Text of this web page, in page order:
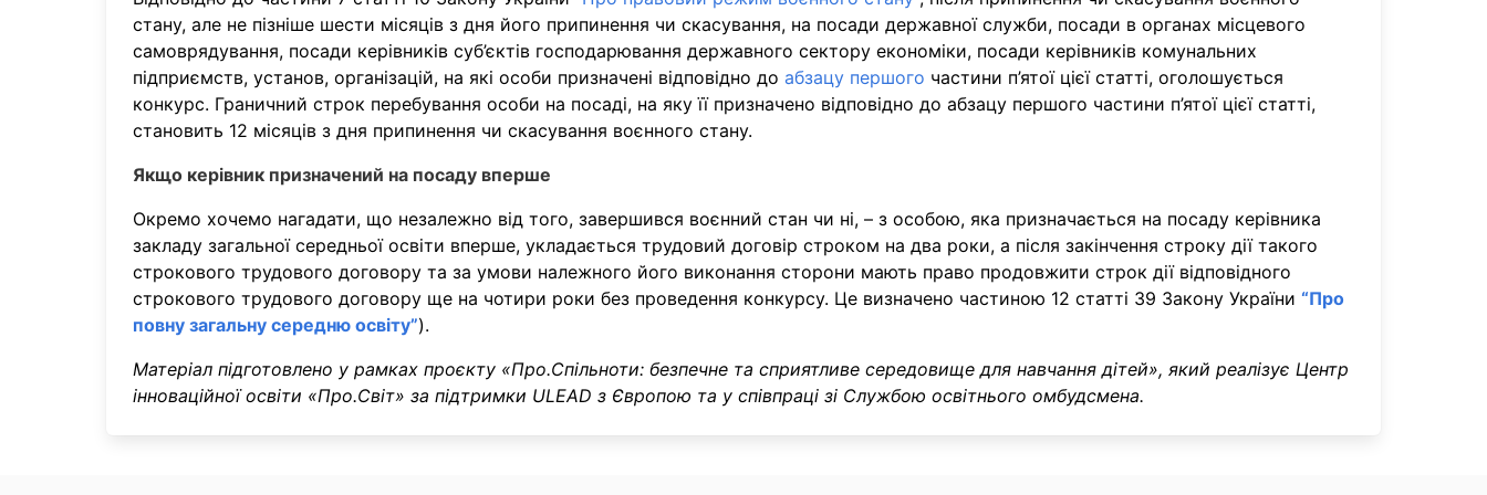
стану, але не пізніше шести місяців з дня його припинення чи скасування, на посади державної служби, посади в органах місцевого
самоврядування, посади керівників суб’єктів господарювання державного сектору економіки, посади керівників комунальних
підприємств, установ, організацій, на які особи призначені відповідно до абзацу першого частини п’ятої цієї статті, оголошується
конкурс. Граничний строк перебування особи на посаді, на яку її призначено відповідно до абзацу першого частини п’ятої цієї статті,
становить 12 місяців з дня припинення чи скасування воєнного стану.
Якщо керівник призначений на посаду вперше
Окремо хочемо нагадати, що незалежно від того, завершився воєнний стан чи ні, – з особою, яка призначається на посаду керівника
закладу загальної середньої освіти вперше, укладається трудовий договір строком на два роки, а після закінчення строку дії такого
строкового трудового договору та за умови належного його виконання сторони мають право продовжити строк дії відповідного
строкового трудового договору ще на чотири роки без проведення конкурсу. Це визначено частиною 12 статті 39 Закону України “Про
повну загальну середню освіту”).
Матеріал підготовлено у рамках проєкту «Про.Спільноти: безпечне та сприятливе середовище для навчання дітей», який реалізує Центр
інноваційної освіти «Про.Світ» за підтримки ULEAD з Європою та у співпраці зі Службою освітнього омбудсмена.